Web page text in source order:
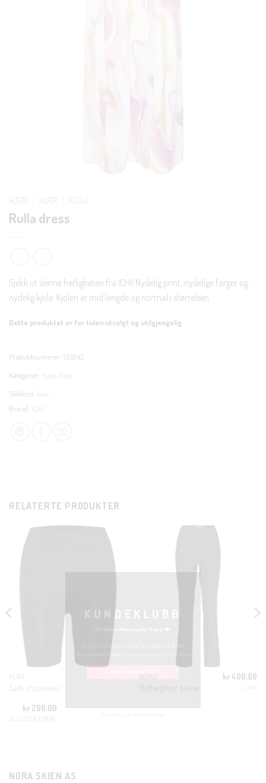
Rulla dress
Sjekk ut denne herligheten fra ICHI! Nydelig print, nydelige farger og
nydelig kjole. Kjolen er mid lengde og normal i størrelsen
Dette produktet er for tiden utsolgt og utilgjengelig.
Produktnummer: 103043
Kategorier: Kjole Klær
Stikkord: vaar
Brand: ICHI
RELATERTE PRODUKTER
KLÆR
Sally shapewear
kr200.00
BUKSE
Mythe glitter bukse
kr400.00
NORA SKIEN AS
KUNDEKLUBB
rabatt på din første handel og eksklusive fordeler rett i lomma.
JA, HENT MIN RABATTKODE!